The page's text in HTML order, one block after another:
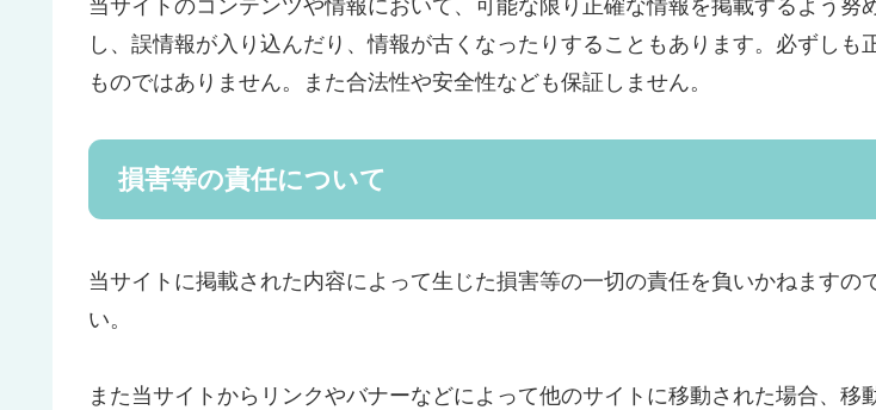
当サイトのコンテンツや情報において、可能な限り正確な情報を掲載するよう努
し、誤情報が入り込んだり、情報が古くなったりすることもあります。必ずしも
ものではありません。また合法性や安全性なども保証しません。
損害等の責任について
当サイトに掲載された内容によって生じた損害等の一切の責任を負いかねますの
い。
また当サイトからリンクやバナーなどによって他のサイトに移動された場合、移